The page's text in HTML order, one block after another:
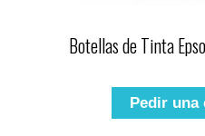
Botellas de Tinta
Pedir una